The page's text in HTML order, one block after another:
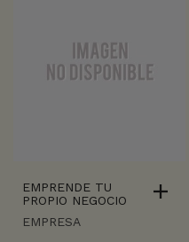
EMPRENDE TU
PROPIO NEGOCIO
EMPRESA